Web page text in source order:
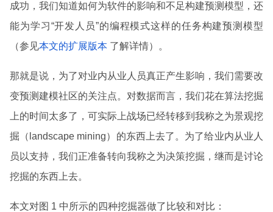
成功，我们知道如何为软件的影响和不足构建预测模型，还
能为学习“开发人员”的编程模式这样的任务构建预测模型
（参见本文的扩展版本 了解详情）。
那就是说，为了对业内从业人员真正产生影响，我们需要改
变预测建模社区的关注点。对数据而言，我们花在算法挖掘
上的时间太多了，可实际上战场已经转移到我称之为景观挖
掘（landscape mining）的东西上去了。为了给业内从业人
员以支持，我们正准备转向我称之为决策挖掘，继而是讨论
挖掘的东西上去。
本文对图 1 中所示的四种挖掘器做了比较和对比：